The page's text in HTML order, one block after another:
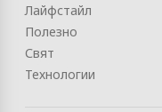
Лайфстайл
Полезно
Свят
Технологии